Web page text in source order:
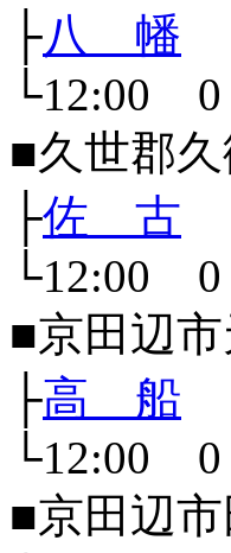
├八 幡
└12:00
■久世郡
├佐 古
└12:00
■京田辺
├高 船
└12:00
■京田辺市